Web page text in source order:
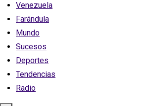
Venezuela
Farándula
Mundo
Sucesos
Deportes
Tendencias
Radio